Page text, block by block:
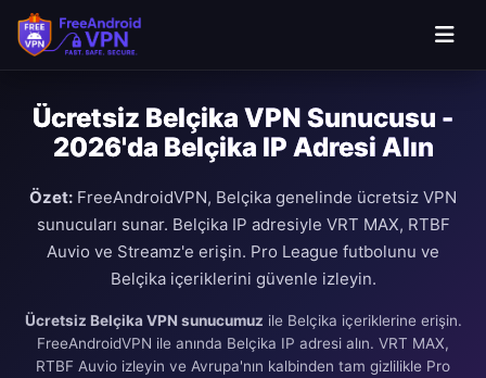
Ana içeriğe geç
Ücretsiz Belçika VPN Sunucusu -
2026'da Belçika IP Adresi Alın
Özet: FreeAndroidVPN, Belçika genelinde ücretsiz VPN
sunucuları sunar. Belçika IP adresiyle VRT MAX, RTBF
Auvio ve Streamz'e erişin. Pro League futbolunu ve
Belçika içeriklerini güvenle izleyin.
Ücretsiz Belçika VPN sunucumuz ile Belçika içeriklerine erişin.
FreeAndroidVPN ile anında Belçika IP adresi alın. VRT MAX,
RTBF Auvio izleyin ve Avrupa'nın kalbinden tam gizlilikle Pro